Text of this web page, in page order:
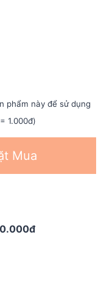
phẩm này để sử dụng
1.000đ)
Mua